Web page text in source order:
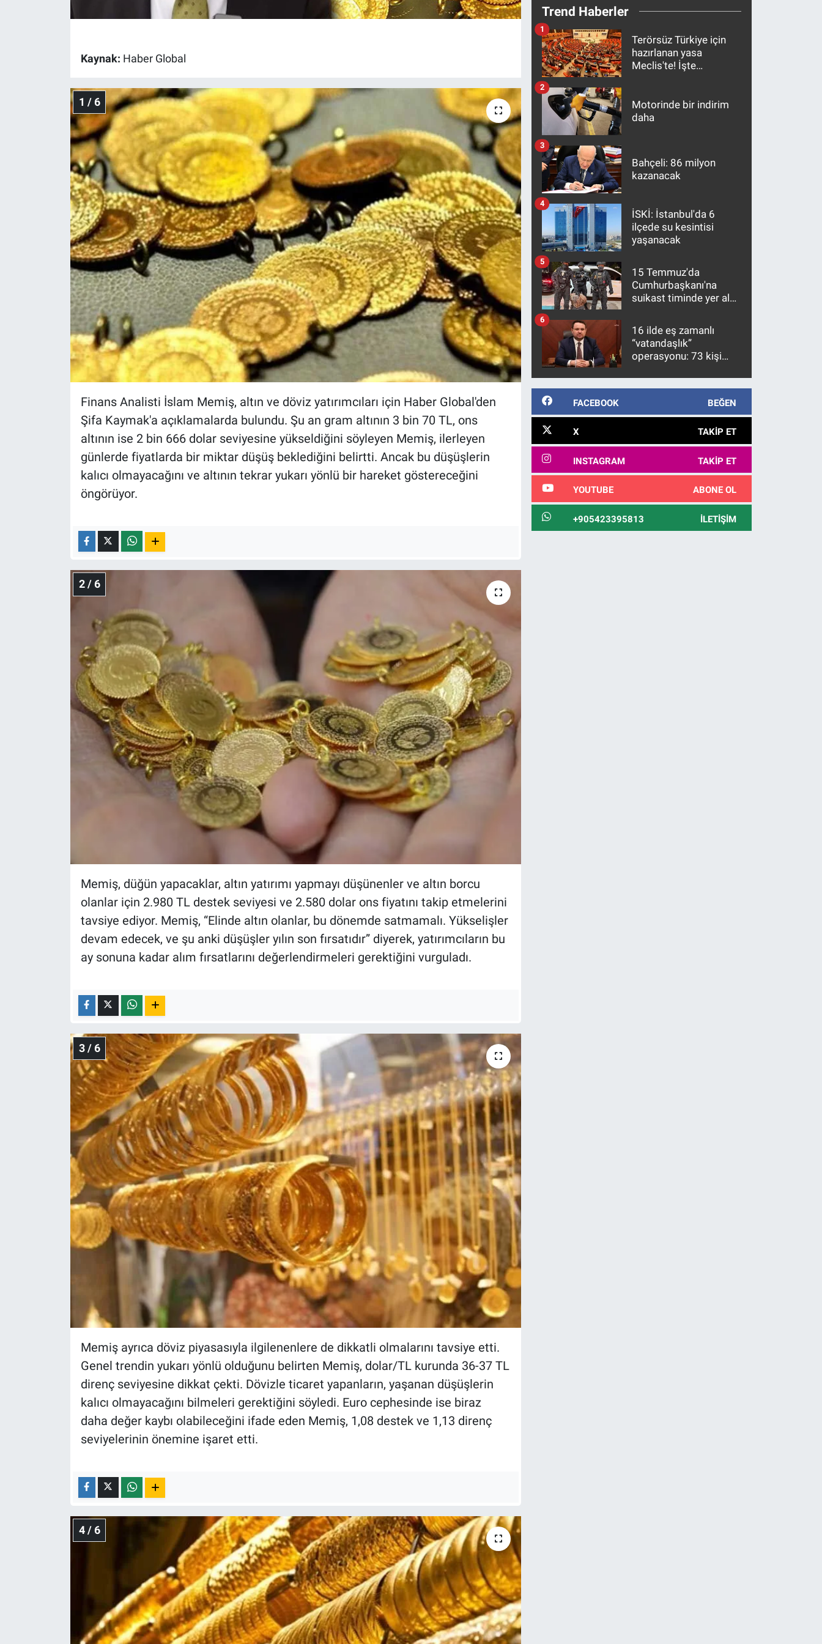
Kaynak: Haber Global
1 / 6
Finans Analisti İslam Memiş, altın ve döviz yatırımcıları için Haber Global'den
Şifa Kaymak'a açıklamalarda bulundu. Şu an gram altının 3 bin 70 TL, ons
altının ise 2 bin 666 dolar seviyesine yükseldiğini söyleyen Memiş, ilerleyen
günlerde fiyatlarda bir miktar düşüş beklediğini belirtti. Ancak bu düşüşlerin
kalıcı olmayacağını ve altının tekrar yukarı yönlü bir hareket göstereceğini
öngörüyor.
2 / 6
Memiş, düğün yapacaklar, altın yatırımı yapmayı düşünenler ve altın borcu
olanlar için 2.980 TL destek seviyesi ve 2.580 dolar ons fiyatını takip etmelerini
tavsiye ediyor. Memiş, “Elinde altın olanlar, bu dönemde satmamalı. Yükselişler
devam edecek, ve şu anki düşüşler yılın son fırsatıdır” diyerek, yatırımcıların bu
ay sonuna kadar alım fırsatlarını değerlendirmeleri gerektiğini vurguladı.
3 / 6
Memiş ayrıca döviz piyasasıyla ilgilenenlere de dikkatli olmalarını tavsiye etti.
Genel trendin yukarı yönlü olduğunu belirten Memiş, dolar/TL kurunda 36-37 TL
direnç seviyesine dikkat çekti. Dövizle ticaret yapanların, yaşanan düşüşlerin
kalıcı olmayacağını bilmeleri gerektiğini söyledi. Euro cephesinde ise biraz
daha değer kaybı olabileceğini ifade eden Memiş, 1,08 destek ve 1,13 direnç
seviyelerinin önemine işaret etti.
4 / 6
Trend Haberler
Terörsüz Türkiye için
hazırlanan yasa
Meclis'te! İşte
1
Motorinde bir indirim
daha
2
Bahçeli: 86 milyon
kazanacak
3
İSKİ: İstanbul'da 6
ilçede su kesintisi
yaşanacak
4
15 Temmuz'da
Cumhurbaşkanı'na
suikast timinde yer alan
10 yıl sonra yakalandı
5
16 ilde eş zamanlı
“vatandaşlık”
operasyonu: 73 kişi
6
FACEBOOK BEĞEN
X TAKIP ET
INSTAGRAM TAKIP ET
YOUTUBE ABONE OL
+905423395813 İLETIŞIM
Günün görüntüsü
Koronavirüs
Kültür Sanat
Ne demişti
Popüler
Programlar
Türkiye'nin Geleceği
Türkiye'nin Gündemi
Yerel Gündem
Canlı Yayın